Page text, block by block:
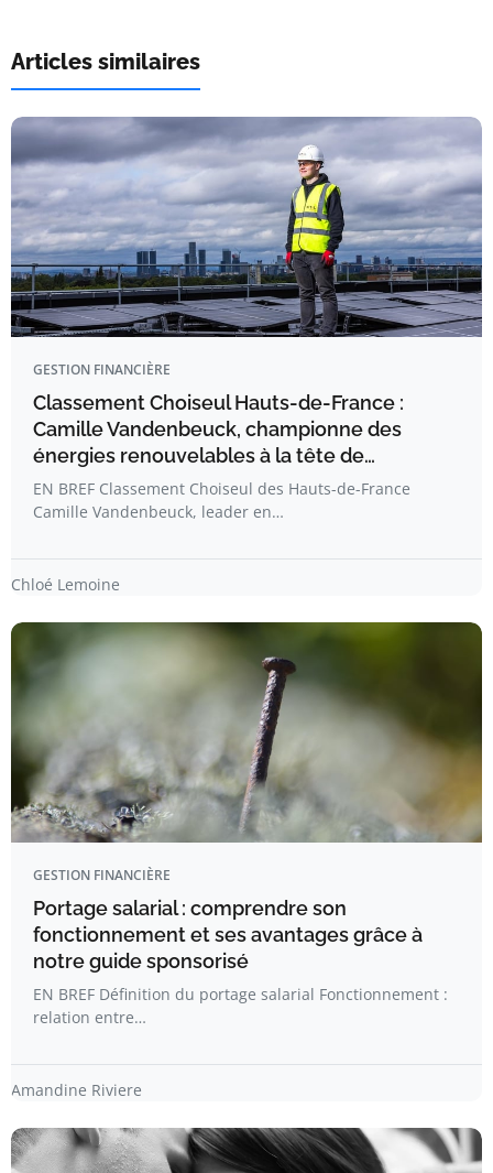
Articles similaires
GESTION FINANCIÈRE
Classement Choiseul Hauts-de-France :
Camille Vandenbeuck, championne des
énergies renouvelables à la tête de…
EN BREF Classement Choiseul des Hauts-de-France
Camille Vandenbeuck, leader en…
Chloé Lemoine
GESTION FINANCIÈRE
Portage salarial : comprendre son
fonctionnement et ses avantages grâce à
notre guide sponsorisé
EN BREF Définition du portage salarial Fonctionnement :
relation entre…
Amandine Riviere